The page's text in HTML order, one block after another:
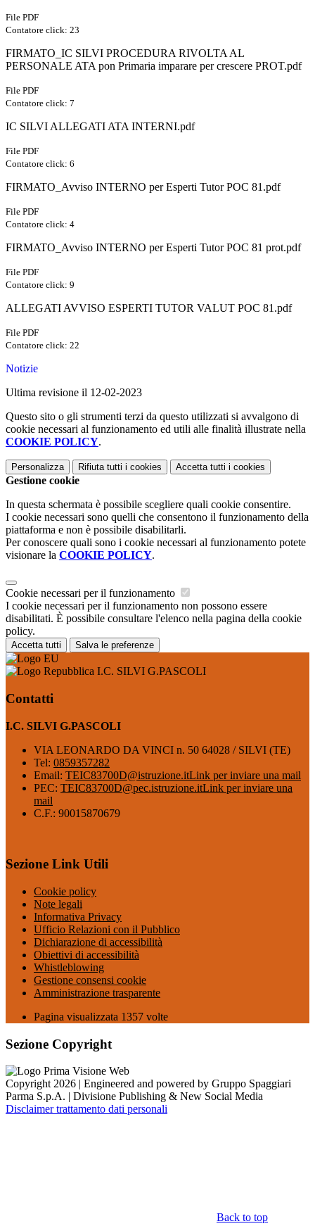
File PDF
Contatore click: 23
FIRMATO_IC SILVI PROCEDURA RIVOLTA AL
PERSONALE ATA pon Primaria imparare per crescere PROT.pdf
File PDF
Contatore click: 7
IC SILVI ALLEGATI ATA INTERNI.pdf
File PDF
Contatore click: 6
FIRMATO_Avviso INTERNO per Esperti Tutor POC 81.pdf
File PDF
Contatore click: 4
FIRMATO_Avviso INTERNO per Esperti Tutor POC 81 prot.pdf
File PDF
Contatore click: 9
ALLEGATI AVVISO ESPERTI TUTOR VALUT POC 81.pdf
File PDF
Contatore click: 22
Notizie
Ultima revisione il 12-02-2023
Questo sito o gli strumenti terzi da questo utilizzati si avvalgono di
cookie necessari al funzionamento ed utili alle finalità illustrate nella
COOKIE POLICY.
Personalizza Rifiuta tutti i cookies Accetta tutti i cookies
Gestione cookie
In questa schermata è possibile scegliere quali cookie consentire.
I cookie necessari sono quelli che consentono il funzionamento della
piattaforma e non è possibile disabilitarli.
Per conoscere quali sono i cookie necessari al funzionamento potete
visionare la COOKIE POLICY.
Cookie necessari per il funzionamento
I cookie necessari per il funzionamento non possono essere
disabilitati. È possibile consultare l'elenco nella pagina della cookie
policy.
Accetta tutti Salva le preferenze
I.C. SILVI G.PASCOLI
Contatti
I.C. SILVI G.PASCOLI
VIA LEONARDO DA VINCI n. 50 64028 / SILVI (TE)
Tel: 0859357282
Email: TEIC83700D@istruzione.itLink per inviare una mail
PEC: TEIC83700D@pec.istruzione.itLink per inviare una
mail
C.F.: 90015870679
Sezione Link Utili
Cookie policy
Note legali
Informativa Privacy
Ufficio Relazioni con il Pubblico
Dichiarazione di accessibilità
Obiettivi di accessibilità
Whistleblowing
Gestione consensi cookie
Amministrazione trasparente
Pagina visualizzata 1357 volte
Sezione Copyright
Copyright 2026 | Engineered and powered by Gruppo Spaggiari
Parma S.p.A. | Divisione Publishing & New Social Media
Disclaimer trattamento dati personali
Back to top